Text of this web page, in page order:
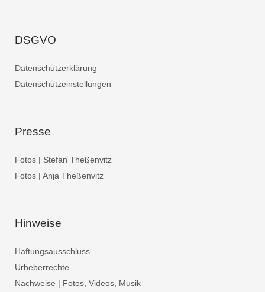
DSGVO
Datenschutzerklärung
Datenschutzeinstellungen
Presse
Fotos | Stefan Theßenvitz
Fotos | Anja Theßenvitz
Hinweise
Haftungsausschluss
Urheberrechte
Nachweise | Fotos, Videos, Musik